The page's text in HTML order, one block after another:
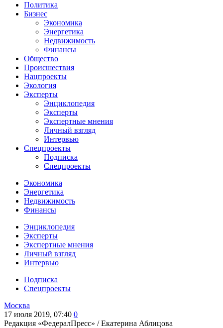
Политика
Бизнес
Экономика
Энергетика
Недвижимость
Финансы
Общество
Происшествия
Нацпроекты
Экология
Эксперты
Энциклопедия
Эксперты
Экспертные мнения
Личный взгляд
Интервью
Спецпроекты
Подписка
Спецпроекты
Экономика
Энергетика
Недвижимость
Финансы
Энциклопедия
Эксперты
Экспертные мнения
Личный взгляд
Интервью
Подписка
Спецпроекты
Москва
17 июля 2019, 07:40 0
Редакция «ФедералПресс» /Екатерина Аблицова